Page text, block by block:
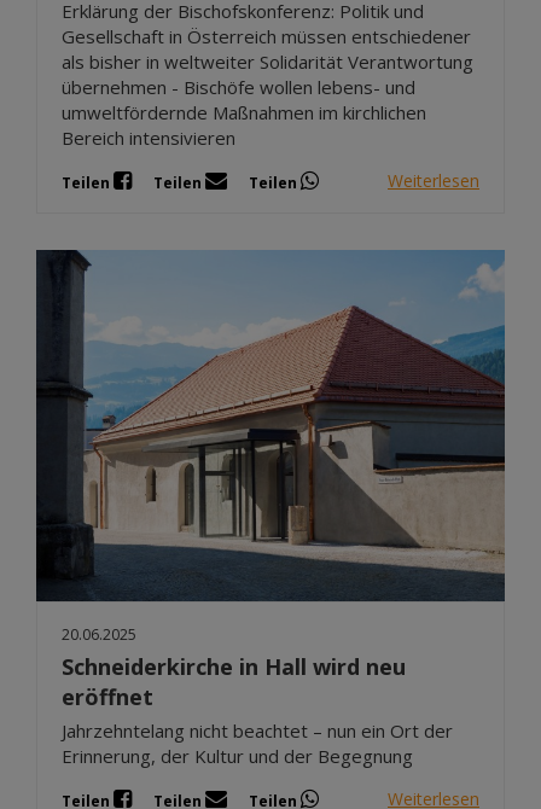
Erklärung der Bischofskonferenz: Politik und
Gesellschaft in Österreich müssen entschiedener
als bisher in weltweiter Solidarität Verantwortung
übernehmen - Bischöfe wollen lebens- und
umweltfördernde Maßnahmen im kirchlichen
Bereich intensivieren
Teilen Teilen Teilen Weiterlesen
20.06.2025
Schneiderkirche in Hall wird neu
eröffnet
Jahrzehntelang nicht beachtet – nun ein Ort der
Erinnerung, der Kultur und der Begegnung
Teilen Teilen Teilen Weiterlesen